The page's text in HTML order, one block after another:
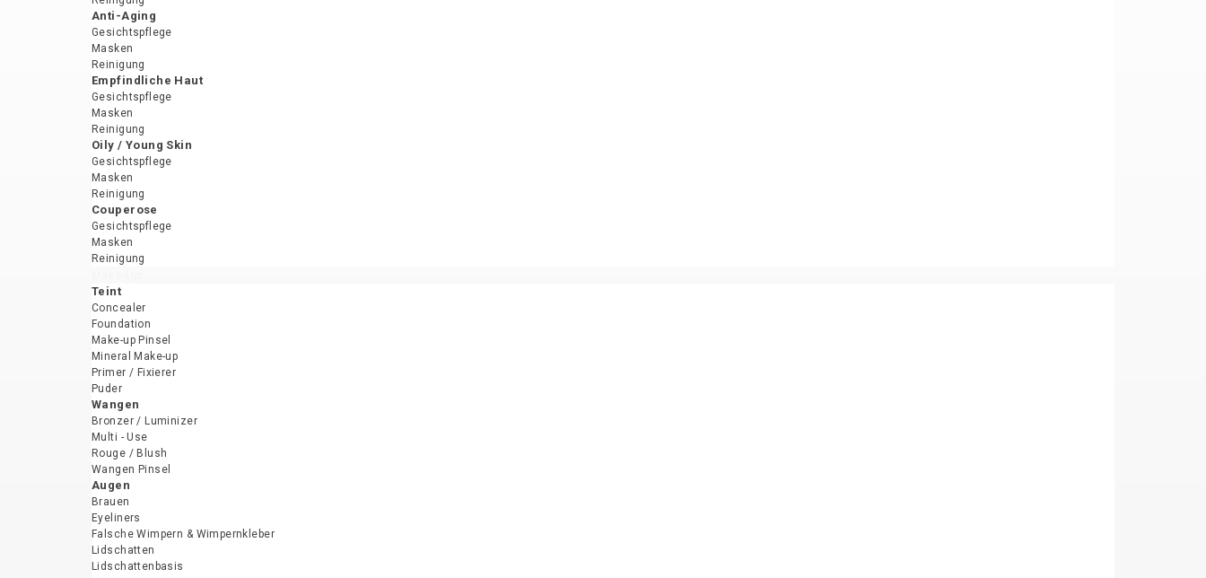
Anti-Aging
Gesichtspflege
Masken
Reinigung
Empfindliche Haut
Gesichtspflege
Masken
Reinigung
Oily / Young Skin
Gesichtspflege
Masken
Reinigung
Couperose
Gesichtspflege
Masken
Reinigung
Teint
Concealer
Foundation
Make-up Pinsel
Mineral Make-up
Primer / Fixierer
Puder
Wangen
Bronzer / Luminizer
Multi - Use
Rouge / Blush
Wangen Pinsel
Augen
Brauen
Eyeliners
Falsche Wimpern & Wimpernkleber
Lidschatten
Lidschattenbasis